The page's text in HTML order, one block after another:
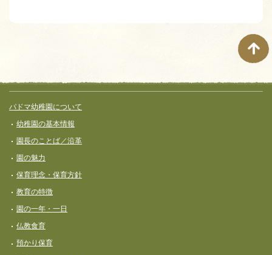
フッターコンテンツ
パドマ幼稚園について
幼稚園の基本情報
園長のことば／沿革
園の魅力
保育理念・保育⽅針
教育の特徴
園の一年・一日
仏教食育
預かり保育